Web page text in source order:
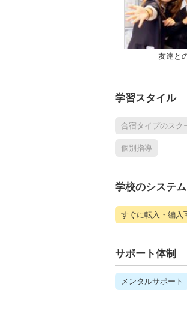
友達と
学習スタイル
合宿タイプのスク
個別指導
学校のシステム
すぐに転入・編入
サポート体制
メンタルサポート